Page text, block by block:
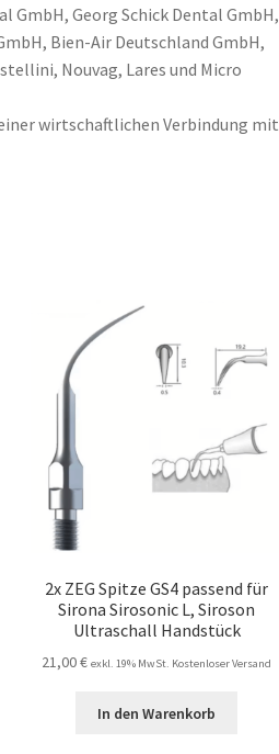
GmbH, Georg Schick Dental GmbH,
Bien-Air Deutschland GmbH,
Nouvag, Lares und Micro
wirtschaftlichen Verbindung mit
2x ZEG Spitze GS4 passend für
Sirona Sirosonic L, Siroson
Ultraschall Handstück
21,00€ exkl. 19% MwSt. Kostenloser Versand
In den Warenkorb